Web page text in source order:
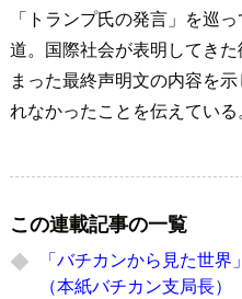
「トランプ氏の発言」を巡
道。国際社会が表明してき
まった最終声明文の内容を
れなかったことを伝えている。
この連載記事の一覧
「バチカンから見た世
（本紙バチカン支局長）